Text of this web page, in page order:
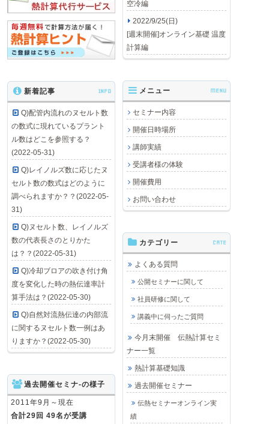
空冷編
2022/9/25(日)
[週末開催]オンライン基礎 温度
計算編
メニュー MENU
セミナー内容
開催日時場所
講師実績
受講者様の体験
開催費用
お問い合わせ
新着記事 INFO
Q)配管内流れのヌセルト数
の数式に現れているプラント
ル数はどこを参照する？
(2022-05-31)
Q)レイノルズ数に応じたヌ
セルト数の数式はどのように
調べられますか？？(2022-05-
31)
Q)ヌセルト数、レイノルズ
数の代表長さのとりかた
は？？(2022-05-31)
Q)冷却ブロアの吹き付け角
度を変化した時の熱伝達率計
算手法は？(2022-05-30)
Q)自然対流熱伝達の内部流
に関するヌセルト数一例はあ
りますか？(2022-05-30)
カテゴリー CATE
よくある質問
公開セミナーに関して
社員研修に関して
講義中に伺ったご質問
今月末開催 伝熱計算セミ
ナー一覧
熱計算基礎知識
過去開催セミナー
伝熱セミナーオンライン実
績
過去開催セミナ-の様子
2011年9月～現在
合計29回 49名が受講